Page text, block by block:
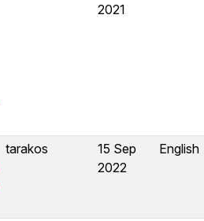
2021
tarakos
15 Sep
2022
English